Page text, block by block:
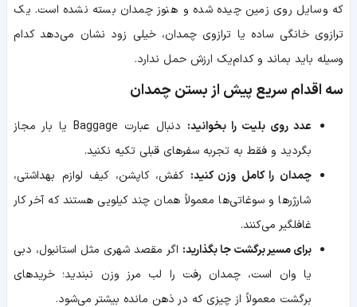
که وسایل روی زمین چیده شده و هنوز چمدان بسته نشده است. یک
ترازوی خانگی ساده یا ترازوی چمدان، خیلی زود نشان می‌دهد کدام
وسیله باید بماند و کدام‌یک ارزش حمل ندارد.
سه اقدام سریع پیش از بستن چمدان
عدد روی بلیت را بخوانید:
دنبال عبارت Baggage یا بار مجاز
بگردید و فقط به تجربه سفرهای قبلی تکیه نکنید.
چمدان را کامل وزن کنید: کفش، کاپشن، کیف لوازم بهداشتی،
شارژرها و سوغاتی‌ها معمولاً همان چند کیلویی هستند که آخر کار
غافلگیر می‌کنند.
برای مسیر برگشت جا بگذارید: اگر مقصد شهری مثل استانبول، دبی
یا وان است، چمدان رفت را لب مرز وزن نبندید؛ خریدهای
برگشت معمولاً از چیزی که در ذهن مانده بیشتر می‌شود.